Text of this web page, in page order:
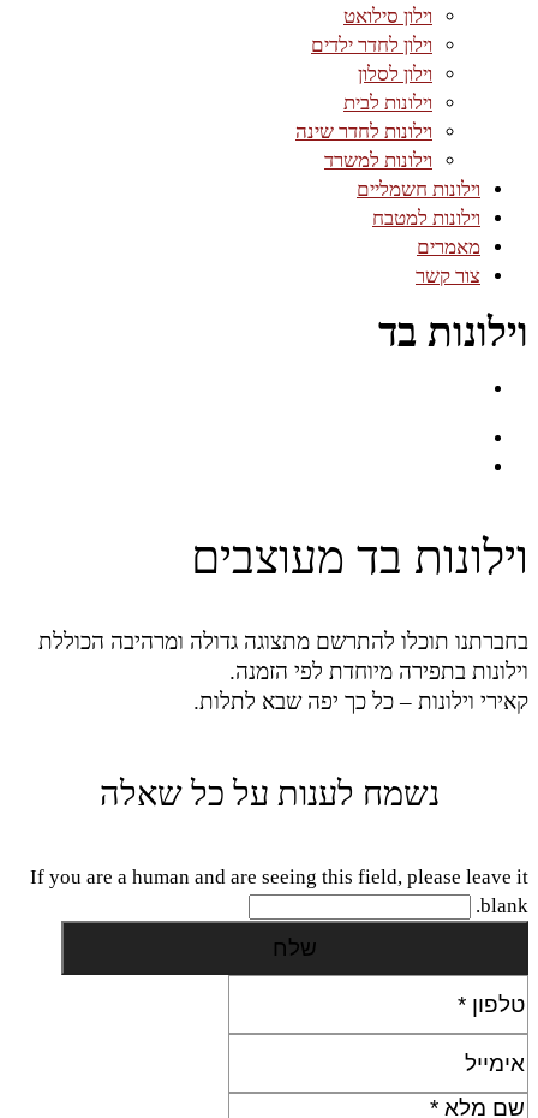
וילון סילואט
וילון לחדר ילדים
וילון לסלון
וילונות לבית
וילונות לחדר שינה
וילונות למשרד
וילונות חשמליים
וילונות למטבח
מאמרים
צור קשר
וילונות בד
וילונות בד מעוצבים
בחברתנו תוכלו להתרשם מתצוגה גדולה ומרהיבה הכוללת
וילונות בתפירה מיוחדת לפי הזמנה.
קאירי וילונות – כל כך יפה שבא לתלות.
נשמח לענות על כל שאלה
If you are a human and are seeing this field, please leave it
blank.